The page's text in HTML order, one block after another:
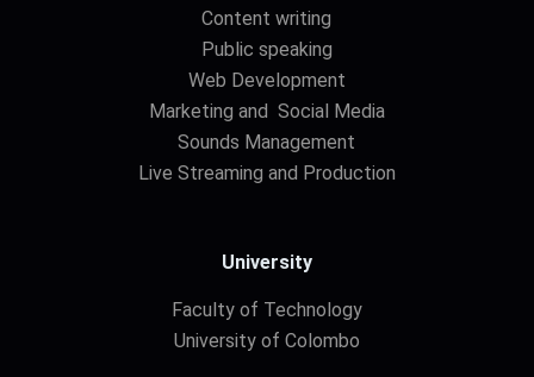
Content writing
Public speaking
Web Development
Marketing and Social Media
Sounds Management
Live Streaming and Production
University
Faculty of Technology
University of Colombo